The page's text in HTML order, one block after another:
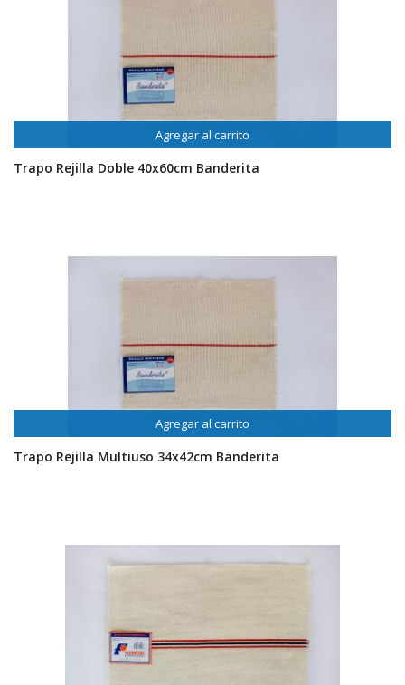
Agregar al carrito
Trapo Rejilla Doble 40x60cm Banderita
Agregar al carrito
Trapo Rejilla Multiuso 34x42cm Banderita